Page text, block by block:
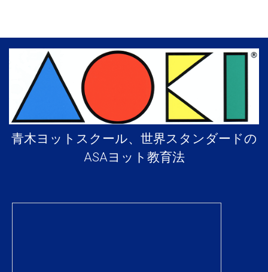
青木ヨットスクール、世界スタンダードの
ASAヨット教育法